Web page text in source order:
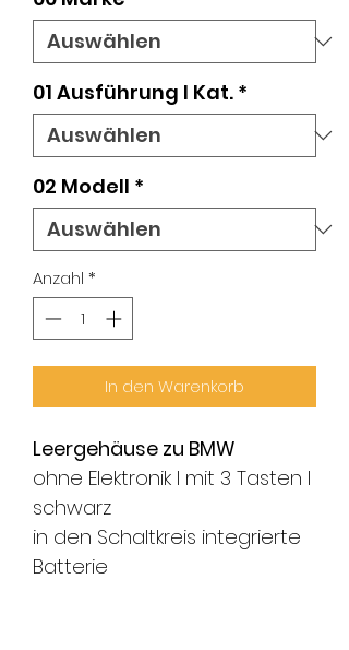
01 Ausführung l Kat. *
02 Modell *
Anzahl *
In den Warenkorb
Leergehäuse zu BMW
ohne Elektronik l mit 3 Tasten l
schwarz
in den Schaltkreis integrierte
Batterie